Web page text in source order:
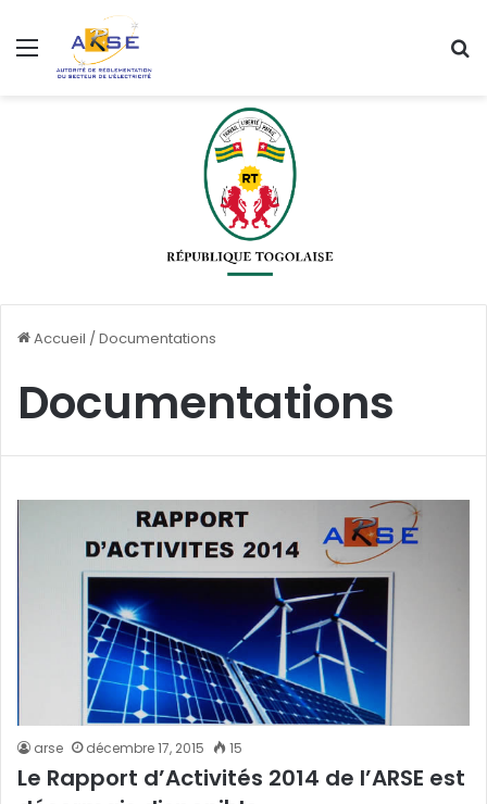
Menu
Accueil /Documentations
Documentations
arse décembre 17, 2015 15
Le Rapport d’Activités 2014 de l’ARSE est